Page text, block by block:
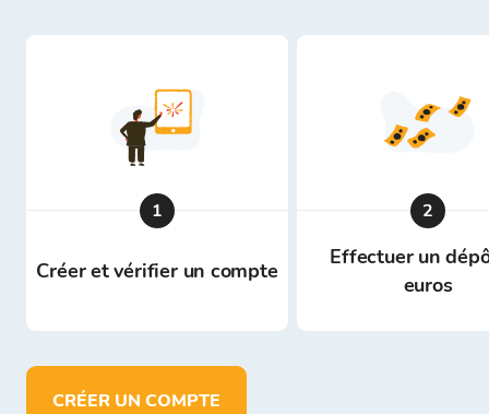
1
Créer et vérifier un compte
2
Effectuer un
euros
CRÉER UN COMPTE